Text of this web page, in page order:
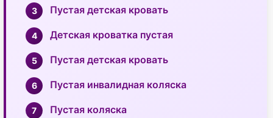
Пустая детская кровать
Детская кроватка пустая
Пустая детская кровать
Пустая инвалидная коляска
Пустая коляска